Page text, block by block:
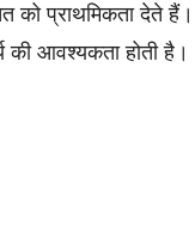
को प्राथमिकता देते हैं।
की आवश्यकता होती है।